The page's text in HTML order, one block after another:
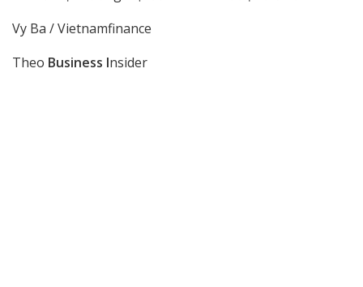
Vy Ba / Vietnamfinance
Theo Business Insider